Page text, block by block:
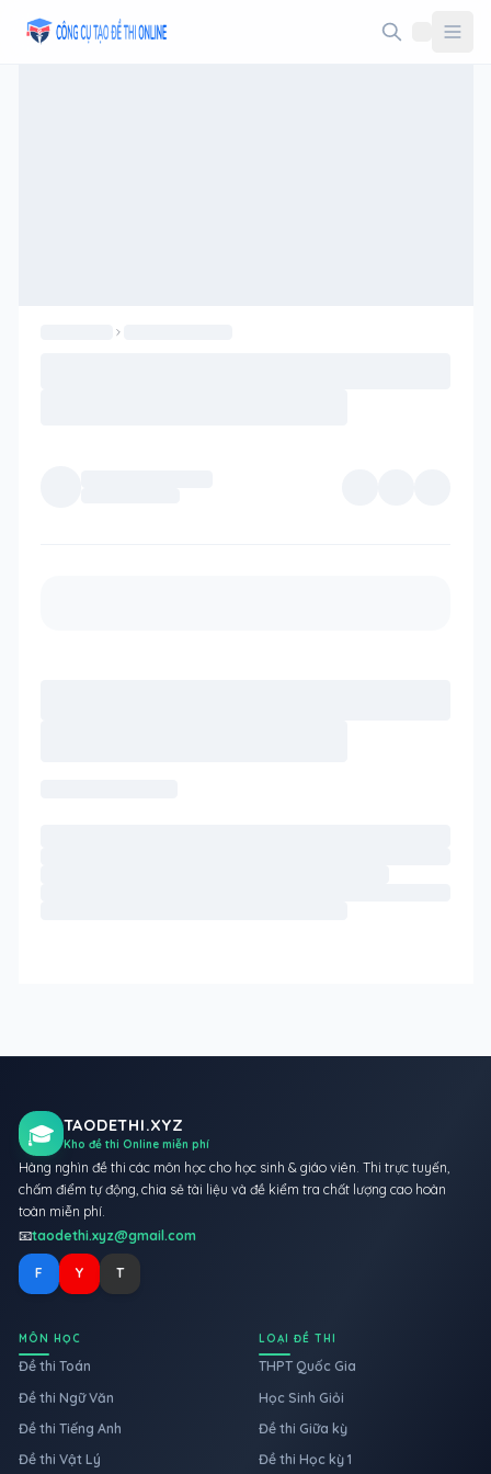
🎓 TAODETHI.XYZ
Kho đề thi Online miễn phí
Hàng nghìn đề thi các môn học cho học sinh & giáo viên. Thi trực tuyến,
chấm điểm tự động, chia sẻ tài liệu và đề kiểm tra chất lượng cao hoàn
toàn miễn phí.
📧taodethi.xyz@gmail.com
F Y T
MÔN HỌC
Đề thi Toán
Đề thi Ngữ Văn
Đề thi Tiếng Anh
Đề thi Vật Lý
LOẠI ĐỀ THI
THPT Quốc Gia
Học Sinh Giỏi
Đề thi Giữa kỳ
Đề thi Học kỳ 1